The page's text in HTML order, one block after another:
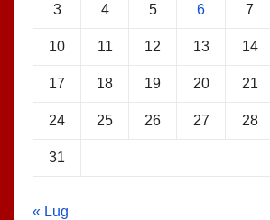
3 4 5 6 7
10 11 12 13 14
17 18 19 20 21
24 25 26 27 28
31
« Lug